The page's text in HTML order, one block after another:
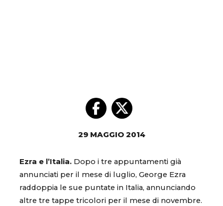
29 MAGGIO 2014
Ezra e l’Italia. Dopo i tre appuntamenti già
annunciati per il mese di luglio, George Ezra
raddoppia le sue puntate in Italia, annunciando
altre tre tappe tricolori per il mese di novembre.